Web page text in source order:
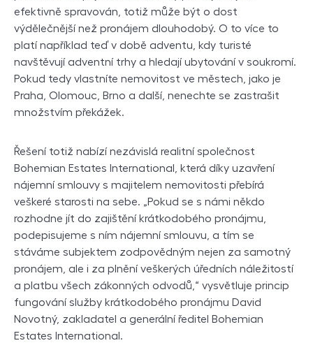
efektivně spravován, totiž může být o dost
výdělečnější než pronájem dlouhodobý. O to více to
platí například teď v době adventu, kdy turisté
navštěvují adventní trhy a hledají ubytování v soukromí.
Pokud tedy vlastníte nemovitost ve městech, jako je
Praha, Olomouc, Brno a další, nenechte se zastrašit
množstvím překážek.
Řešení totiž nabízí nezávislá realitní společnost
Bohemian Estates International, která díky uzavření
nájemní smlouvy s majitelem nemovitosti přebírá
veškeré starosti na sebe. „Pokud se s námi někdo
rozhodne jít do zajištění krátkodobého pronájmu,
podepisujeme s ním nájemní smlouvu, a tím se
stáváme subjektem zodpovědným nejen za samotný
pronájem, ale i za plnění veškerých úředních náležitostí
a platbu všech zákonných odvodů,“ vysvětluje princip
fungování služby krátkodobého pronájmu David
Novotný, zakladatel a generální ředitel Bohemian
Estates International.